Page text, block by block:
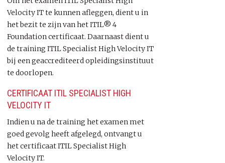
Velocity IT te kunnen afleggen, dient u in
het bezit te zijn van het ITIL® 4
Foundation certificaat. Daarnaast dient u
de training ITIL Specialist High Velocity IT
bij een geaccrediteerd opleidingsinstituut
te doorlopen.
CERTIFICAAT ITIL SPECIALIST HIGH
VELOCITY IT
Indien u na de training het examen met
goed gevolg heeft afgelegd, ontvangt u
het certificaat ITIL Specialist High
Velocity IT.